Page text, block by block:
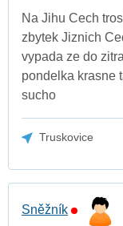
Na Jihu Cech
zbytek Jiznich
vypada ze do
pondelka krasne
sucho
Truskovice
Sněžník